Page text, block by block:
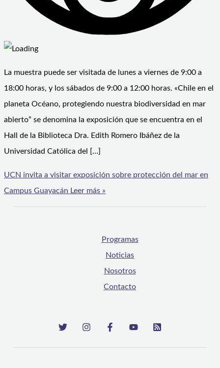
La muestra puede ser visitada de lunes a viernes de 9:00 a
18:00 horas, y los sábados de 9:00 a 12:00 horas. «Chile en el
planeta Océano, protegiendo nuestra biodiversidad en mar
abierto” se denomina la exposición que se encuentra en el
Hall de la Biblioteca Dra. Edith Romero Ibáñez de la
Universidad Católica del […]
UCN invita a visitar exposición sobre protección del mar en
Campus Guayacán Leer más »
Programas
Noticias
Nosotros
Contacto